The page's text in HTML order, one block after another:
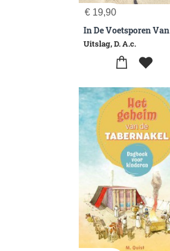
€ 19,90
In De Voetsporen Van
Uitslag, D. A.c.